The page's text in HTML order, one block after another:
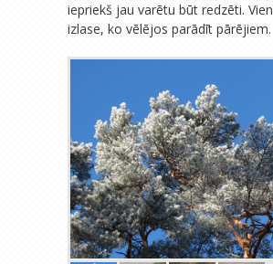
iepriekš jau varētu būt redzēti.
izlase, ko vēlējos parādīt pārējiem.